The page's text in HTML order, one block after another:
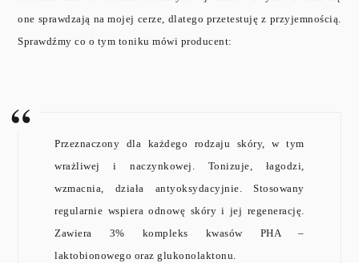
one sprawdzają na mojej cerze, dlatego przetestuję z przyjemnością.
Sprawdźmy co o tym toniku mówi producent:
Przeznaczony dla każdego rodzaju skóry, w tym
wrażliwej i naczynkowej. Tonizuje, łagodzi,
wzmacnia, działa antyoksydacyjnie. Stosowany
regularnie wspiera odnowę skóry i jej regenerację.
Zawiera 3% kompleks kwasów PHA –
laktobionowego oraz glukonolaktonu.